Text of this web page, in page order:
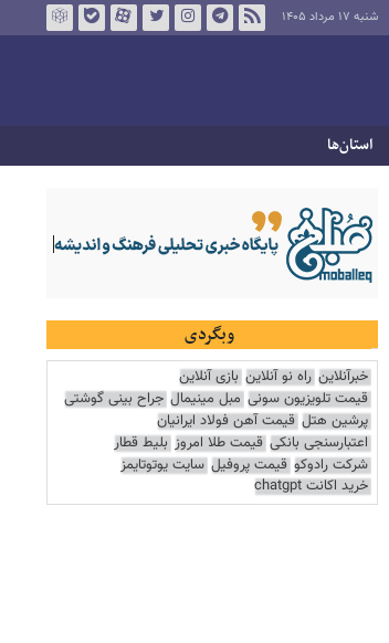
شنبه ۱۷ مرداد ۱۴۰۵
استان‌ها
وبگردی
خبرآنلاین راه نو آنلاین بازی آنلاین
قیمت تلویزیون سونی مبل مینیمال جراح بینی گوشتی
پرشین هتل قیمت آهن فولاد ایرانیان
اعتبارسنجی بانکی قیمت طلا امروز بلیط قطار
شرکت رادوکو قیمت پروفیل سایت یوتوتایمز
خرید اکانت chatgpt